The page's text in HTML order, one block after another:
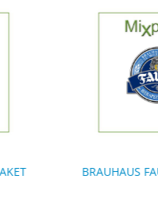
BRAUHAUS